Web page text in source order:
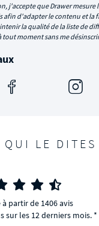
j'accepte que Drawer mesure
afin d'adapter le contenu et la
la qualité de la liste de
tout moment sans me
QUI LE DITES
à partir de 1406 avis
sur les 12 derniers mois. *